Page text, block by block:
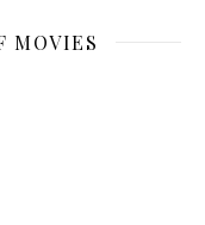
MOVIES